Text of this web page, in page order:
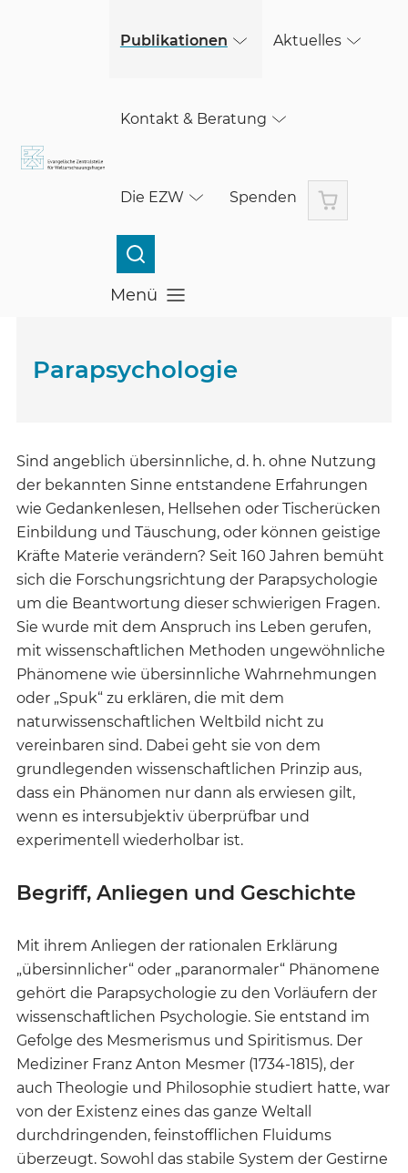
Publikationen Aktuelles
Kontakt & Beratung
Die EZW Spenden Warenkorb
Menü
Menü öffnen
Parapsychologie
Sind angeblich übersinnliche, d. h. ohne Nutzung
der bekannten Sinne entstandene Erfahrungen
wie Gedankenlesen, Hellsehen oder Tischerücken
Einbildung und Täuschung, oder können geistige
Kräfte Materie verändern? Seit 160 Jahren bemüht
sich die Forschungsrichtung der Parapsychologie
um die Beantwortung dieser schwierigen Fragen.
Sie wurde mit dem Anspruch ins Leben gerufen,
mit wissenschaftlichen Methoden ungewöhnliche
Phänomene wie übersinnliche Wahrnehmungen
oder „Spuk“ zu erklären, die mit dem
naturwissenschaftlichen Weltbild nicht zu
vereinbaren sind. Dabei geht sie von dem
grundlegenden wissenschaftlichen Prinzip aus,
dass ein Phänomen nur dann als erwiesen gilt,
wenn es intersubjektiv überprüfbar und
experimentell wiederholbar ist.
Begriff, Anliegen und Geschichte
Mit ihrem Anliegen der rationalen Erklärung
„übersinnlicher“ oder „paranormaler“ Phänomene
gehört die Parapsychologie zu den Vorläufern der
wissenschaftlichen Psychologie. Sie entstand im
Gefolge des Mesmerismus und Spiritismus. Der
Mediziner Franz Anton Mesmer (1734-1815), der
auch Theologie und Philosophie studiert hatte, war
von der Existenz eines das ganze Weltall
durchdringenden, feinstofflichen Fluidums
überzeugt. Sowohl das stabile System der Gestirne